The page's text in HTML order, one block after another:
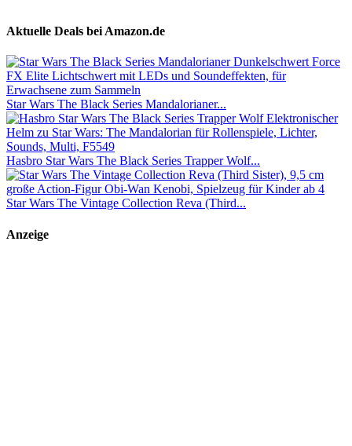
Aktuelle Deals bei Amazon.de
Star Wars The Black Series Mandalorianer...
Hasbro Star Wars The Black Series Trapper Wolf...
Star Wars The Vintage Collection Reva (Third...
Anzeige